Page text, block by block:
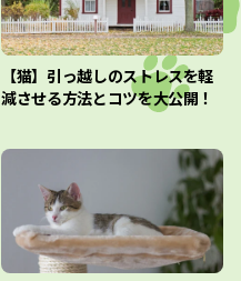
【猫】引っ越しのストレスを軽
減させる方法とコツを大公開！